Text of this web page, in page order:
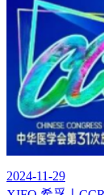
2024-11-29